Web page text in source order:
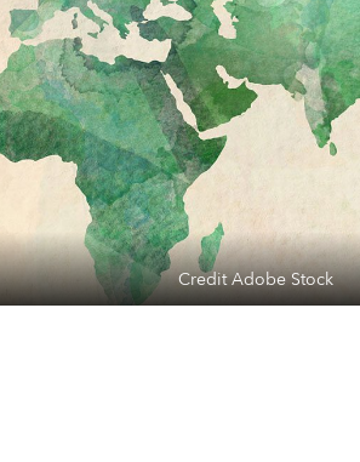
Credit Adobe Stock